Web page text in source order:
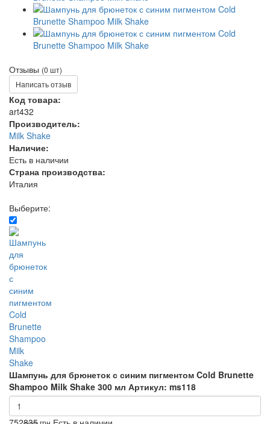
Отзывы (0 шт)
Написать отзыв
Код товара:
art432
Производитель:
Milk Shake
Наличие:
Есть в наличии
Страна производства:
Италия
Выберите:
Шампунь для брюнеток с синим пигментом Cold Brunette
Shampoo Milk Shake 300 мл Артикул: ms118